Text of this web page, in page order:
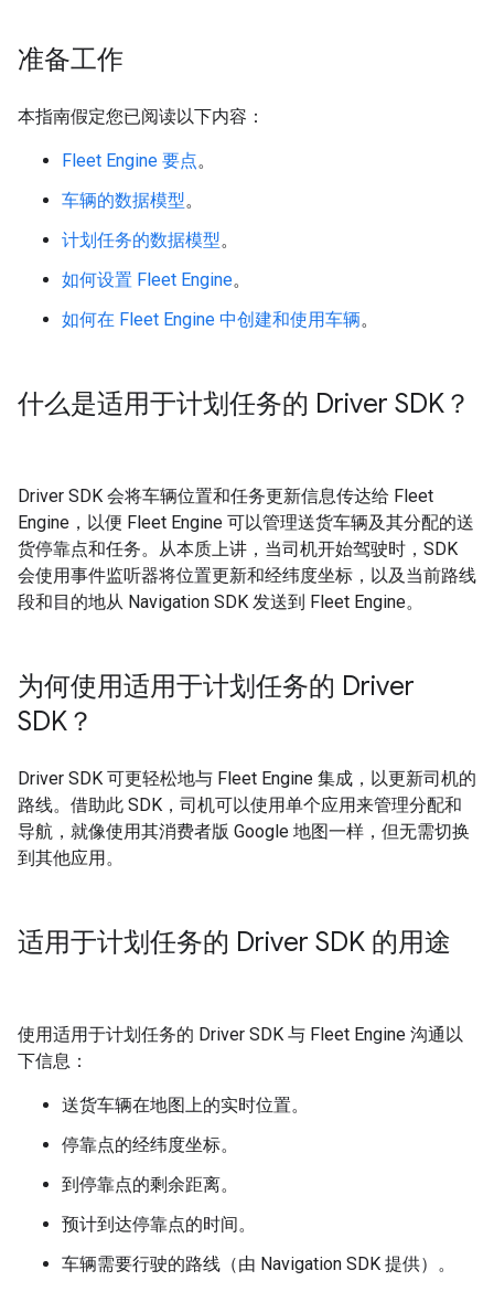
准备工作
本指南假定您已阅读以下内容：
Fleet Engine 要点。
车辆的数据模型。
计划任务的数据模型。
如何设置 Fleet Engine。
如何在 Fleet Engine 中创建和使用车辆。
什么是适用于计划任务的 Driver SDK？
Driver SDK 会将车辆位置和任务更新信息传达给 Fleet
Engine，以便 Fleet Engine 可以管理送货车辆及其分配的送
货停靠点和任务。从本质上讲，当司机开始驾驶时，SDK
会使用事件监听器将位置更新和经纬度坐标，以及当前路线
段和目的地从 Navigation SDK 发送到 Fleet Engine。
为何使用适用于计划任务的 Driver
SDK？
Driver SDK 可更轻松地与 Fleet Engine 集成，以更新司机的
路线。借助此 SDK，司机可以使用单个应用来管理分配和
导航，就像使用其消费者版 Google 地图一样，但无需切换
到其他应用。
适用于计划任务的 Driver SDK 的用途
使用适用于计划任务的 Driver SDK 与 Fleet Engine 沟通以
下信息：
送货车辆在地图上的实时位置。
停靠点的经纬度坐标。
到停靠点的剩余距离。
预计到达停靠点的时间。
车辆需要行驶的路线（由 Navigation SDK 提供）。